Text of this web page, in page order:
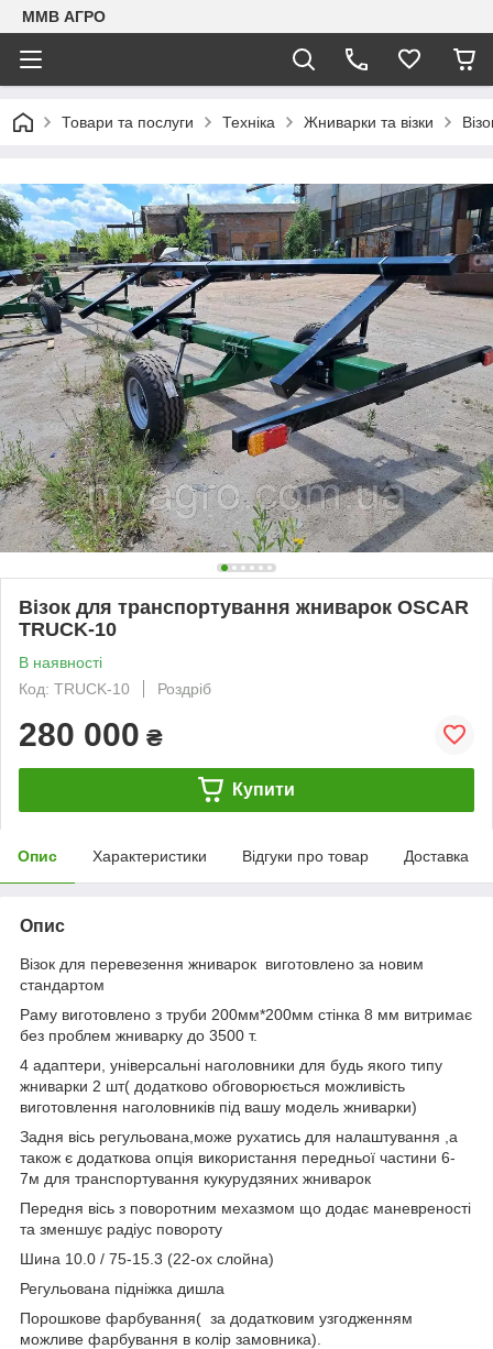
ММВ АГРО
Товари та послуги Техніка Жниварки та візки
Візок для транспортування жниварок OSCAR
TRUCK-10
В наявності
Код: TRUCK-10
Роздріб
280 000 ₴
Купити
Опис Характеристики Відгуки про товар Доставка
Опис
Візок для перевезення жниварок виготовлено за новим
стандартом
Раму виготовлено з труби 200мм*200мм стінка 8 мм витримає
без проблем жниварку до 3500 т.
4 адаптери, універсальні наголовники для будь якого типу
жниварки 2 шт( додатково обговорюється можливість
виготовлення наголовників під вашу модель жниварки)
Задня вісь регульована,може рухатись для налаштування ,а
також є додаткова опція використання передньої частини 6-
7м для транспортування кукурудзяних жниварок
Передня вісь з поворотним мехазмом що додає маневреності
та зменшує радіус повороту
Шина 10.0 / 75-15.3 (22-ох слойна)
Регульована підніжка дишла
Порошкове фарбування( за додатковим узгодженням
можливе фарбування в колір замовника).